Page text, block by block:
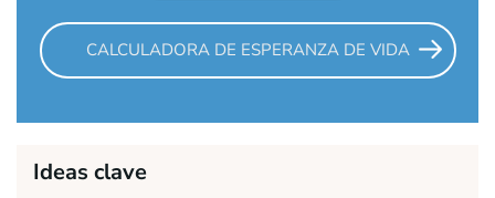
CALCULADORA DE ESPERANZA DE VIDA
Ideas clave